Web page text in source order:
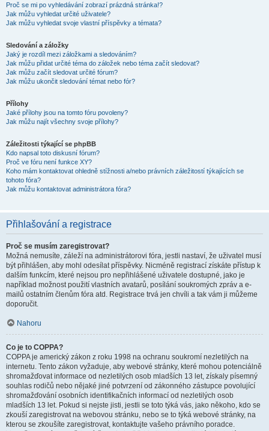
Proč se mi po vyhledávání zobrazí prázdná stránka!?
Jak můžu vyhledat určité uživatele?
Jak můžu vyhledat svoje vlastní příspěvky a témata?
Sledování a záložky
Jaký je rozdíl mezi záložkami a sledováním?
Jak můžu přidat určité téma do záložek nebo téma začít sledovat?
Jak můžu začít sledovat určité fórum?
Jak můžu ukončit sledování témat nebo fór?
Přílohy
Jaké přílohy jsou na tomto fóru povoleny?
Jak můžu najít všechny svoje přílohy?
Záležitosti týkající se phpBB
Kdo napsal toto diskusní fórum?
Proč ve fóru není funkce XY?
Koho mám kontaktovat ohledně stížnosti a/nebo právních záležitostí týkajících se
tohoto fóra?
Jak můžu kontaktovat administrátora fóra?
Přihlašování a registrace
Proč se musím zaregistrovat?
Možná nemusíte, záleží na administrátorovi fóra, jestli nastaví, že uživatel musí
být přihlášen, aby mohl odesílat příspěvky. Nicméně registrací získáte přístup k
dalším funkcím, které nejsou pro nepřihlášené uživatele dostupné, jako je
například možnost použití vlastních avatarů, posílání soukromých zpráv a e-
mailů ostatním členům fóra atd. Registrace trvá jen chvíli a tak vám ji můžeme
doporučit.
Nahoru
Co je to COPPA?
COPPA je americký zákon z roku 1998 na ochranu soukromí nezletilých na
internetu. Tento zákon vyžaduje, aby webové stránky, které mohou potenciálně
shromažďovat informace od nezletilých osob mladších 13 let, získaly písemný
souhlas rodičů nebo nějaké jiné potvrzení od zákonného zástupce povolující
shromažďování osobních identifikačních informací od nezletilých osob
mladších 13 let. Pokud si nejste jisti, jestli se toto týká vás, jako někoho, kdo se
zkouší zaregistrovat na webovou stránku, nebo se to týká webové stránky, na
kterou se zkoušíte zaregistrovat, kontaktujte vašeho právního poradce.